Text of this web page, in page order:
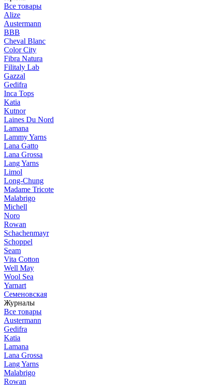
Все товары
Alize
Austermann
BBB
Cheval Blanc
Color City
Fibra Natura
Filitaly Lab
Gazzal
Gedifra
Inca Tops
Katia
Kutnor
Laines Du Nord
Lamana
Lammy Yarns
Lana Gatto
Lana Grossa
Lang Yarns
Limol
Long-Chung
Madame Tricote
Malabrigo
Michell
Noro
Rowan
Schachenmayr
Schoppel
Seam
Vita Cotton
Well May
Wool Sea
Yarnart
Семеновская
Журналы
Все товары
Austermann
Gedifra
Katia
Lamana
Lana Grossa
Lang Yarns
Malabrigo
Rowan